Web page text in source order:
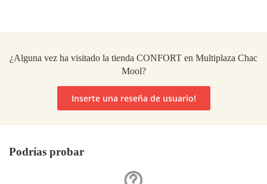
¿Alguna vez ha visitado la tienda CONFORT en Multiplaza Chac
Mool?
Inserte una reseña de usuario!
Podrías probar